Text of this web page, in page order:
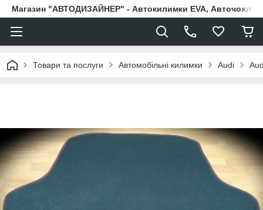
Магазин "АВТОДИЗАЙНЕР" - Автокилимки EVA, Авточохли,
Товари та послуги Автомобільні килимки Audi